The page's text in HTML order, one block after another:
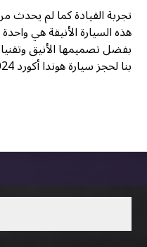
تجربة القيادة كما لم يحدث
هذه السيارة الأنيقة هي
بفضل تصميمها الأنيق
بنا لحجز سيارة هوندا أكورد 2024 الأنيقة لرحلتك القادمة.